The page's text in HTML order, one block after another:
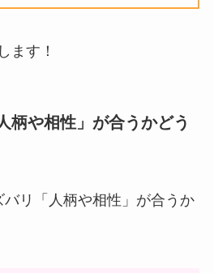
ます！
柄や相性」が合うかどう
バリ「人柄や相性」が合うか